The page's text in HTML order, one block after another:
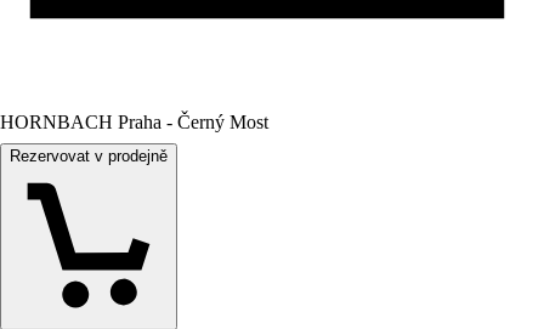
HORNBACH Praha - Černý Most
Rezervovat v prodejně